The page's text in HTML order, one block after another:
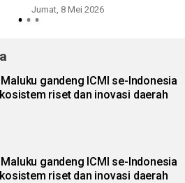
Jumat, 8 Mei 2026
gandeng ICMI se-Indonesia
riset dan inovasi daerah
gandeng ICMI se-Indonesia
riset dan inovasi daerah